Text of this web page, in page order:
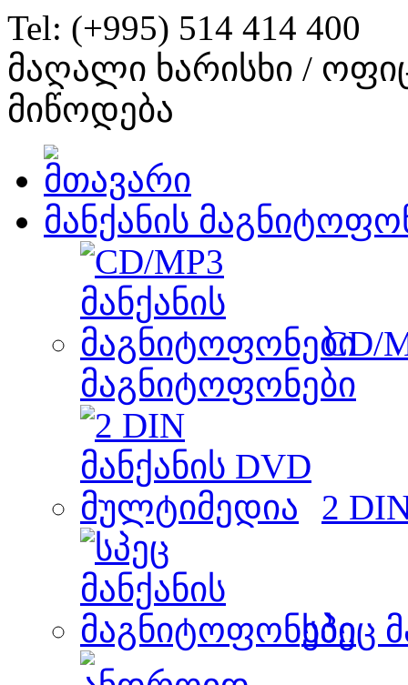
Tel: (+995) 514 414 400
მაღალი ხარისხი /
მიწოდება
მანქანის
CD/
მაგნიტოფონები
2
სპეც